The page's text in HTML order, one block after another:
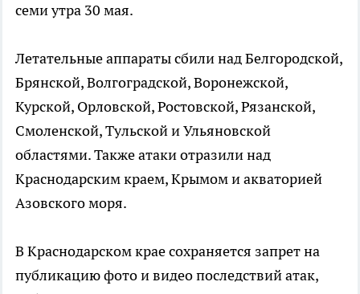
семи утра 30 мая.
Летательные аппараты сбили над Белгородской,
Брянской, Волгоградской, Воронежской,
Курской, Орловской, Ростовской, Рязанской,
Смоленской, Тульской и Ульяновской
областями. Также атаки отразили над
Краснодарским краем, Крымом и акваторией
Азовского моря.
В Краснодарском крае сохраняется запрет на
публикацию фото и видео последствий атак,